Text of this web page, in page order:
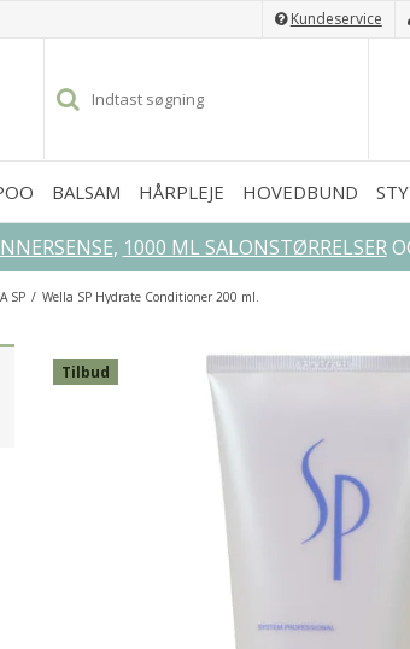
Kundeservice
BALSAM HÅRPLEJE HOVEDBUND
, 1000 ML SALONSTØRRELSER
SP / Wella SP Hydrate Conditioner 200 ml.
Tilbud